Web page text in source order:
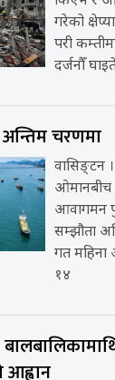
गरेको
परी
दर्जनौँ
चरणमा
वासिङ्टन
ओमानबीच
आवागमन
सम्झौता
गत महिना
१४